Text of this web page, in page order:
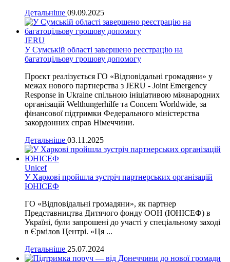
Детальніше 09.09.2025
JERU
У Сумській області завершено реєстрацію на
багатоцільову грошову допомогу
Проєкт реалізується ГО «Відповідальні громадяни» у
межах нового партнерства з JERU - Joint Emergency
Response in Ukraine спільною ініціативою міжнародних
організацій Welthungerhilfe та Concern Worldwide, за
фінансової підтримки Федерального міністерства
закордонних справ Німеччини.
Детальніше 03.11.2025
Unicef
У Харкові пройшла зустріч партнерських організацій
ЮНІСЕФ
ГО «Відповідальні громадяни», як партнер
Представництва Дитячого фонду ООН (ЮНІСЕФ) в
Україні, були запрошені до участі у спеціальному заході
в Єрмілов Центрі. «Ця ...
Детальніше 25.07.2024